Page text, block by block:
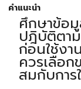
คำแนะนำ
ศึกษาข้อมู
ปฎิบัติตาม
ก่อนใช้งาน
ควรเลือก
สมกับการ